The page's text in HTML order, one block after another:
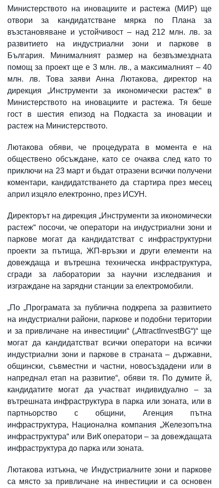
Министерството на иновациите и растежа (МИР) ще
отвори за кандидатстване мярка по Плана за
възстановяване и устойчивост – над 212 млн. лв. за
развитието на индустриални зони и паркове в
България. Минималният размер на безвъзмездната
помощ за проект ще е 3 млн. лв., а максималният – 40
млн. лв. Това заяви Анна Лютакова, директор на
дирекция „Инструменти за икономически растеж“ в
Министерството на иновациите и растежа. Тя беше
гост в шестия епизод на Подкаста за иновации и
растеж на Министерството.
Лютакова обяви, че процедурата в момента е на
обществено обсъждане, като се очаква след като то
приключи на 23 март и бъдат отразени всички получени
коментари, кандидатстването да стартира през месец
април изцяло електронно, през ИСУН.
Директорът на дирекция „Инструменти за икономически
растеж“ посочи, че оператори на индустриални зони и
паркове могат да кандидатстват с инфраструктурни
проекти за пътища, ЖП-връзки и други елементи на
довеждаща и вътрешна техническа инфраструктура,
сгради за лаборатории за научни изследвания и
изграждане на зарядни станции за електромобили.
„По „Програмата за публична подкрепа за развитието
на индустриални райони, паркове и подобни територии
и за привличане на инвестиции“ („AttractInvestBG“)“ ще
могат да кандидатстват всички оператори на всички
индустриални зони и паркове в страната – държавни,
общински, съвместни и частни, новосъздадени или в
напреднал етап на развитие“, обяви тя. По думите й,
кандидатите могат да участват индивидуално – за
вътрешната инфраструктура в парка или зоната, или в
партньорство с общини, Агенция пътна
инфраструктура, Национална компания „Железопътна
инфраструктура“ или ВиК оператори – за довеждащата
инфраструктура до парка или зоната.
Лютакова изтъкна, че Индустриалните зони и паркове
са място за привличане на инвестиции и са основен